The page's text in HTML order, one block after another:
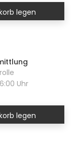
legen
Uhr
legen